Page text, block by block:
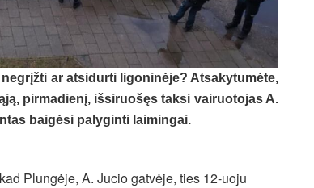
ar atsidurti ligoninėje? Atsakytumėte,
pirmadienį, išsiruošęs taksi vairuotojas A.
baigėsi palyginti laimingai.
Plungėje, A. Jucio gatvėje, ties 12-uoju